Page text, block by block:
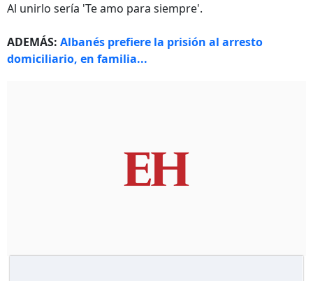
Al unirlo sería 'Te amo para siempre'.
ADEMÁS: Albanés prefiere la prisión al arresto
domiciliario, en familia...